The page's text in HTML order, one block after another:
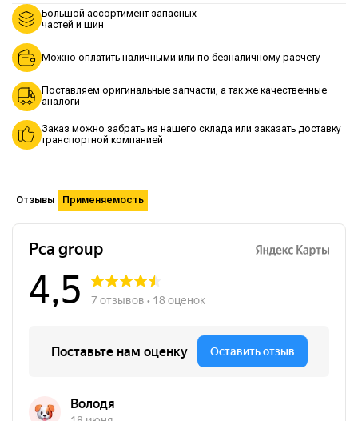
Большой ассортимент запасных
частей и шин
Можно оплатить наличными или по безналичному расчету
Поставляем оригинальные запчасти, а так же качественные
аналоги
Заказ можно забрать из нашего склада или заказать доставку
транспортной компанией
Отзывы Применяемость